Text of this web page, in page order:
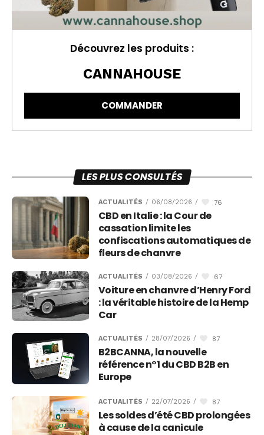
Découvrez les produits :
CANNAHOUSE
COMMANDER
LES PLUS CONSULTÉS
ACTUALITÉS / 06/08/2026 / 76
CBD en Italie : la Cour de
cassation limite les
confiscations automatiques de
fleurs de chanvre
ACTUALITÉS / 03/08/2026 / 67
Voiture en chanvre d’Henry Ford
: la véritable histoire de la Hemp
Car
ACTUALITÉS / 28/07/2026 / 87
B2BCANNA, la nouvelle
référence n°1 du CBD B2B en
Europe
ACTUALITÉS / 22/07/2026 / 87
Les soldes d’été CBD prolongées
à cause de la canicule